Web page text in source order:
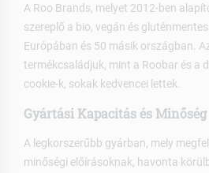
A Roo Brands, melyet 2012-ben
szereplő a bio, vegán és
Európában és 50 másik országban.
termékcsaládjuk, mint a Roobar és a
cookie-k, sokak kedvencei lettek.
Gyártási Kapacitás és Minőség
A legkorszerűbb gyárban, mely
minőségi előírásoknak, havonta